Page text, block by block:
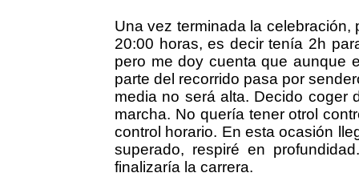
Una vez terminada la
20:00 horas, es decir tenía 2h
pero me doy cuenta que aunque
parte del recorrido pasa por
media no será alta. Decido coger
marcha. No quería tener otrol
control horario. En esta ocasión
superado, respiré en
finalizaría la carrera.